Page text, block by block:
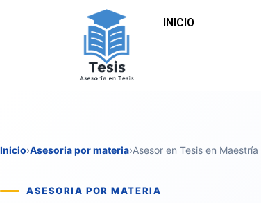
INICIO
Inicio›Asesoria por materia›Asesor en Tesis en
ASESORIA POR MATERIA